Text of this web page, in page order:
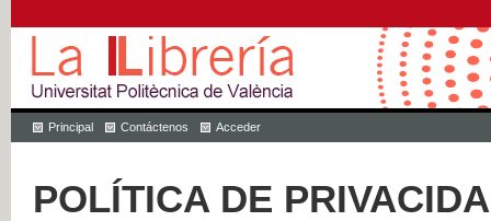
Principal Contáctenos Acceder
POLÍTICA DE